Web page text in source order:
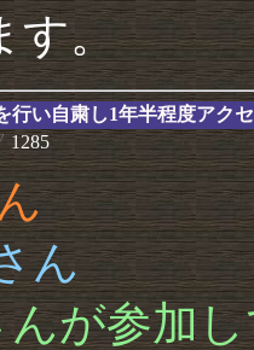
す。
行い自粛し1年半程度アク
1285
ん
んが参加